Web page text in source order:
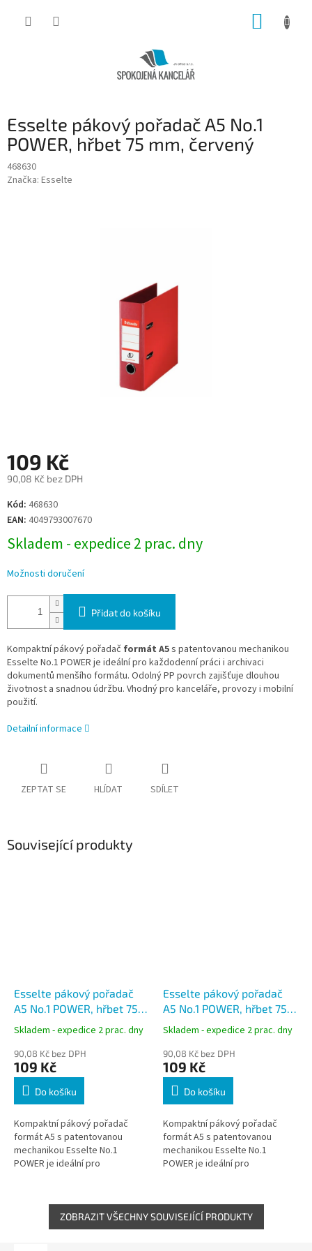
Esselte pákový pořadač A5 No.1
POWER, hřbet 75 mm, červený
468630
Značka: Esselte
109 Kč
90,08 Kč bez DPH
Měrná
cena:
Kód: 468630
EAN: 4049793007670
Skladem - expedice 2 prac. dny
Možnosti doručení
Přidat do košíku
Kompaktní pákový pořadač formát A5s patentovanou mechanikou
Esselte No.1 POWER je ideální pro každodenní práci i archivaci
dokumentů menšího formátu. Odolný PP povrch zajišťuje dlouhou
životnost a snadnou údržbu. Vhodný pro kanceláře, provozy i mobilní
použití.
Detailní informace
ZEPTAT SE HLÍDAT SDÍLET
Související produkty
Esselte pákový pořadač
A5 No.1 POWER, hřbet 75
mm, bílý
Skladem - expedice 2 prac. dny
90,08 Kč bez DPH
109 Kč
Do košíku
Kompaktní pákový pořadač
formát A5 s patentovanou
mechanikou Esselte No.1
POWER je ideální pro
Odolný PP povrch zajišťuje...
Esselte pákový pořadač
A5 No.1 POWER, hřbet 75
mm, modrý
Skladem - expedice 2 prac. dny
90,08 Kč bez DPH
109 Kč
Do košíku
Kompaktní pákový pořadač
formát A5 s patentovanou
mechanikou Esselte No.1
POWER je ideální pro
Odolný PP povrch zajišťuje...
ZOBRAZIT VŠECHNY SOUVISEJÍCÍ PRODUKTY